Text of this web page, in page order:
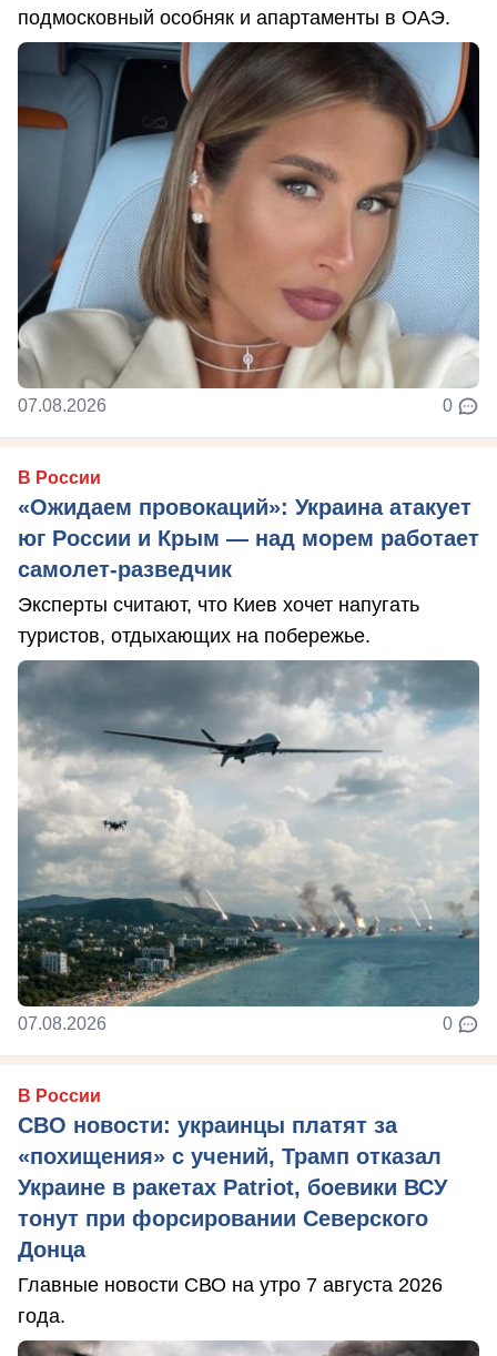
подмосковный особняк и апартаменты в ОАЭ.
07.08.2026 0
В России
«Ожидаем провокаций»: Украина атакует
юг России и Крым — над морем работает
самолет-разведчик
Эксперты считают, что Киев хочет напугать
туристов, отдыхающих на побережье.
07.08.2026 0
В России
СВО новости: украинцы платят за
«похищения» с учений, Трамп отказал
Украине в ракетах Patriot, боевики ВСУ
тонут при форсировании Северского
Донца
Главные новости СВО на утро 7 августа 2026
года.